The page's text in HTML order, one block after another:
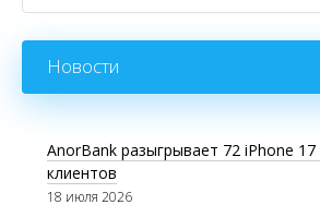
Новости
AnorBank разыгрывает 72 iPhone 17
клиентов
18 июля 2026